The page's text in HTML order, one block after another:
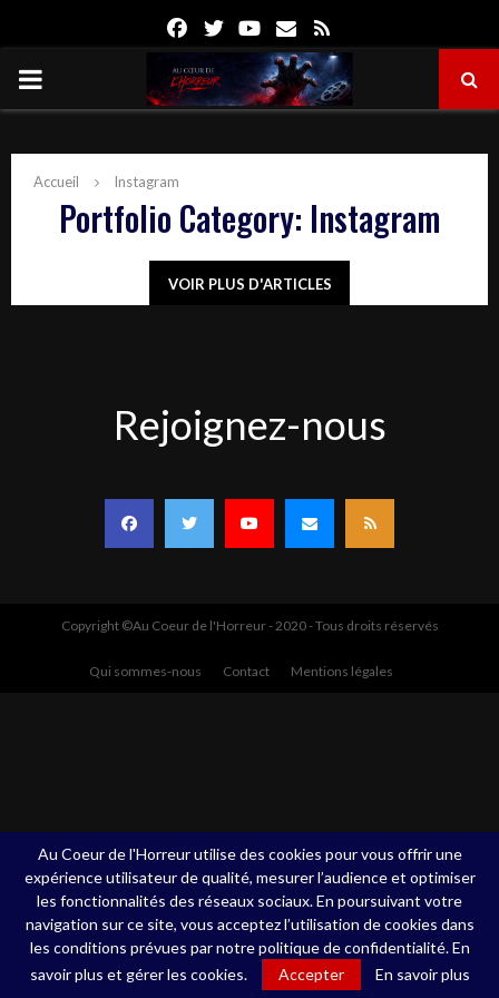
FacebookTwitterYoutube
Email
PRIMARY
Accueil Instagram
Portfolio Category: Instagram
VOIR PLUS D'ARTICLES
nous
Rejoignez-nous
Copyright ©Au Coeur de l'Horreur - 2020 - Tous droits réservés
Qui sommes-nous Contact Mentions légales
Au Coeur de l'Horreur utilise des cookies pour vous offrir une
expérience utilisateur de qualité, mesurer l’audience et optimiser
les fonctionnalités des réseaux sociaux. En poursuivant votre
navigation sur ce site, vous acceptez l’utilisation de cookies dans
les conditions prévues par notre politique de confidentialité. En
savoir plus et gérer les cookies.
Accepter En savoir plus